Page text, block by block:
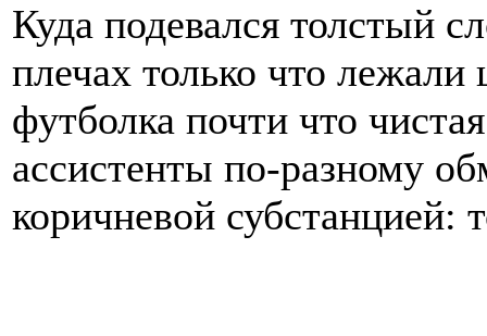
Куда подевался толстый
плечах только что
футболка почти что
ассистенты по-разному
коричневой